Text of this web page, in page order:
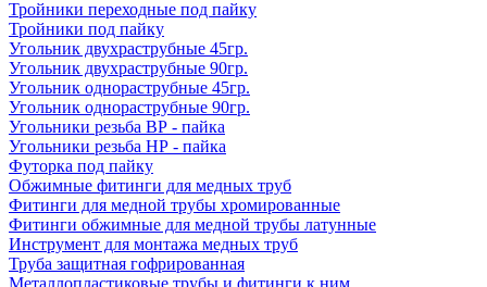
Тройники переходные под пайку
Тройники под пайку
Угольник двухраструбные 45гр.
Угольник двухраструбные 90гр.
Угольник однораструбные 45гр.
Угольник однораструбные 90гр.
Угольники резьба ВР - пайка
Угольники резьба НР - пайка
Футорка под пайку
Обжимные фитинги для медных труб
Фитинги для медной трубы хромированные
Фитинги обжимные для медной трубы латунные
Инструмент для монтажа медных труб
Труба защитная гофрированная
Металлопластиковые трубы и фитинги к ним